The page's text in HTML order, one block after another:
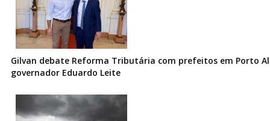
Gilvan debate Reforma Tributária com prefeitos em Porto
governador Eduardo Leite